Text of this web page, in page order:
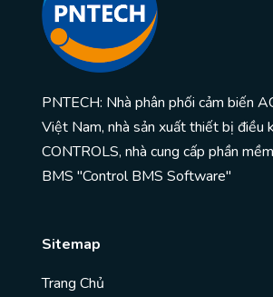
PNTECH: Nhà phân phối cảm biến
Việt Nam, nhà sản xuất thiết bị điều
CONTROLS, nhà cung cấp phần
BMS "Control BMS Software"
Sitemap
Trang Chủ